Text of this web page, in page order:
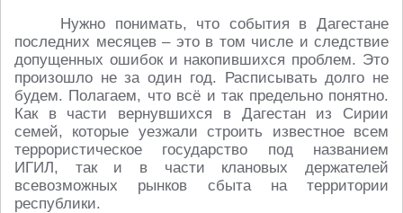
Нужно понимать, что события в Дагестане
последних месяцев – это в том числе и следствие
допущенных ошибок и накопившихся проблем. Это
произошло не за один год. Расписывать долго не
будем. Полагаем, что всё и так предельно понятно.
Как в части вернувшихся в Дагестан из Сирии
семей, которые уезжали строить известное всем
террористическое государство под названием
ИГИЛ, так и в части клановых держателей
всевозможных рынков сбыта на территории
республики.